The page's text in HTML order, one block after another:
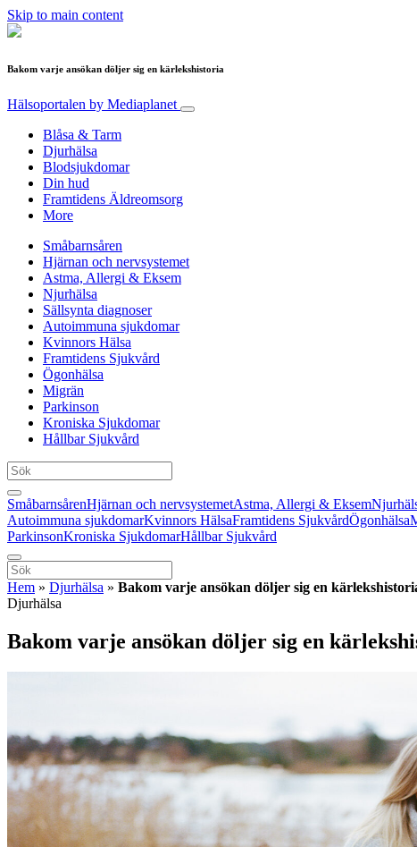
Skip to main content
Bakom varje ansökan döljer sig en kärlekshistoria
Hälsoportalen by Mediaplanet
Blåsa & Tarm
Djurhälsa
Blodsjukdomar
Din hud
Framtidens Äldreomsorg
More
Småbarnsåren
Hjärnan och nervsystemet
Astma, Allergi & Eksem
Njurhälsa
Sällsynta diagnoser
Autoimmuna sjukdomar
Kvinnors Hälsa
Framtidens Sjukvård
Ögonhälsa
Migrän
Parkinson
Kroniska Sjukdomar
Hållbar Sjukvård
SmåbarnsårenHjärnan och nervsystemetAstma, Allergi & Eksem
Autoimmuna sjukdomarKvinnors HälsaFramtidens SjukvårdÖgonhälsa
ParkinsonKroniska SjukdomarHållbar Sjukvård
Hem » Djurhälsa » Bakom varje ansökan döljer sig en
Djurhälsa
Bakom varje ansökan döljer sig en